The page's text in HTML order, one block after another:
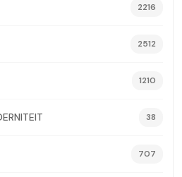
2216
2512
1210
38
707